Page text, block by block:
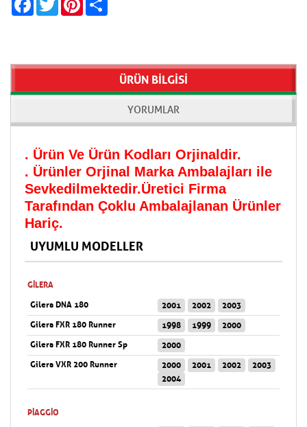
ÜRÜN BİLGİSİ
YORUMLAR
. Ürün Ve Ürün Kodları Orjinaldir.
. Ürünler Orjinal Marka Ambalajları ile
Sevkedilmektedir.Üretici Firma
Tarafından Çoklu Ambalajlanan Ürünler
Hariç.
UYUMLU MODELLER
GILERA
Gilera DNA 180
2001 2002
2003
Gilera FXR 180 Runner
1998 1999
2000
Gilera FXR 180 Runner Sp
2000
Gilera VXR 200 Runner
2000 2001 2002
2003
2004
PIAGGIO